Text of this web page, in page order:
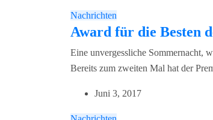
Nachrichten
Award für die Besten
Eine unvergessliche Sommernacht,
Bereits zum zweiten Mal hat der
Juni 3, 2017